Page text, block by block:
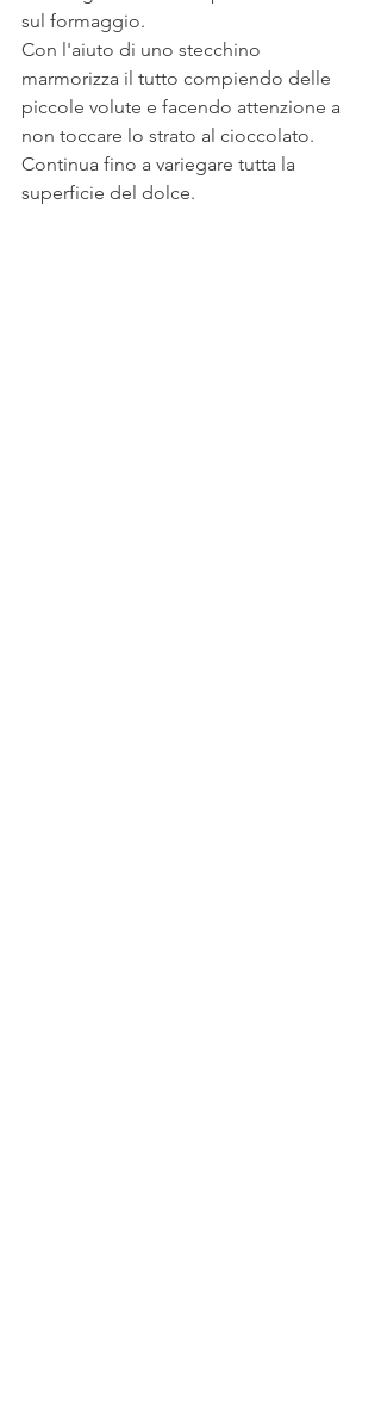
sul formaggio.
Con l'aiuto di uno stecchino
marmorizza il tutto compiendo delle
piccole volute e facendo attenzione a
non toccare lo strato al cioccolato.
Continua fino a variegare tutta la
superficie del dolce.